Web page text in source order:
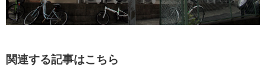
関連する記事はこちら